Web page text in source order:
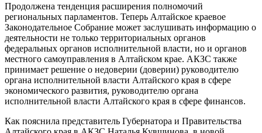
Продолжена тенденция расширения полномочий
региональных парламентов. Теперь Алтайское краевое
Законодательное Собрание может заслушивать информацию о
деятельности не только территориальных органов
федеральных органов исполнительной власти, но и органов
местного самоуправления в Алтайском крае. АКЗС также
принимает решение о недоверии (доверии) руководителю
органа исполнительной власти Алтайского края в сфере
экономического развития, руководителю органа
исполнительной власти Алтайского края в сфере финансов.
Как пояснила представитель Губернатора и Правительства